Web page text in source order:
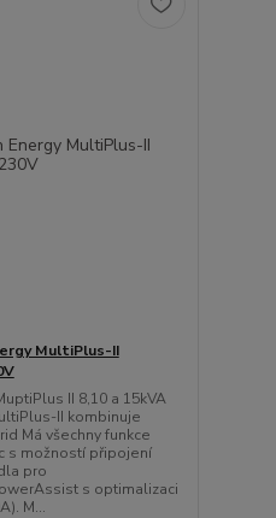
MultiPlus-II
II 8,10 a 15kVA
II kombinuje
Má všechny funkce
s možností připojení
pro
s optimalizaci
M...